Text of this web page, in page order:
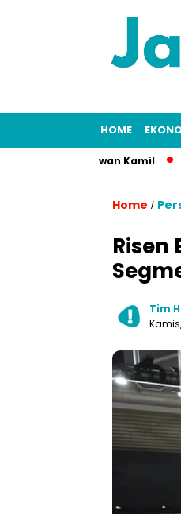
HOME
Longsor
Home /
Risen
Tim